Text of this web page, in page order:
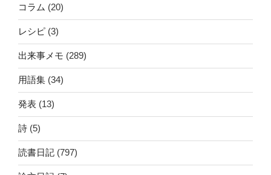
コラム (20)
レシピ (3)
出来事メモ (289)
用語集 (34)
発表 (13)
詩 (5)
読書日記 (797)